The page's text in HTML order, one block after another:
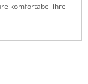
komfortabel ihre